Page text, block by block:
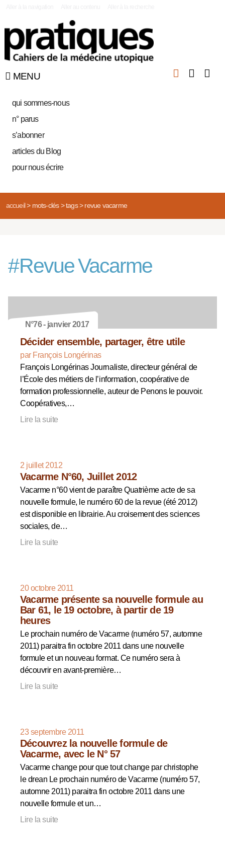
MENU
qui sommes-nous
n° parus
s’abonner
articles du Blog
pour nous écrire
accueil> mots-clés> tags> revue vacarme
#Revue Vacarme
N°76 - janvier 2017
Décider ensemble, partager, être utile
par François Longérinas
François Longérinas Journaliste, directeur général de
l’École des métiers de l’information, coopérative de
formation professionnelle, auteur de Penons le pouvoir.
Coopératives,…
Lire la suite
2 juillet 2012
Vacarme N°60, Juillet 2012
Vacarme n°60 vient de paraître Quatrième acte de sa
nouvelle formule, le numéro 60 de la revue (été 2012)
est disponible en librairie. Au croisement des sciences
sociales, de…
Lire la suite
20 octobre 2011
Vacarme présente sa nouvelle formule au
Bar 61, le 19 octobre, à partir de 19
heures
Le prochain numéro de Vacarme (numéro 57, automne
2011) paraitra fin octobre 2011 dans une nouvelle
formule et un nouveau format. Ce numéro sera à
découvrir en avant-première…
Lire la suite
23 septembre 2011
Découvrez la nouvelle formule de
Vacarme, avec le N° 57
Vacarme change pour que tout change par christophe
le drean Le prochain numéro de Vacarme (numéro 57,
automne 2011) paraitra fin octobre 2011 dans une
nouvelle formule et un…
Lire la suite